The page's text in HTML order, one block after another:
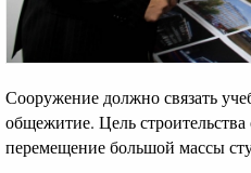
Сооружение должно связать
общежитие. Цель строительства
перемещение большой массы